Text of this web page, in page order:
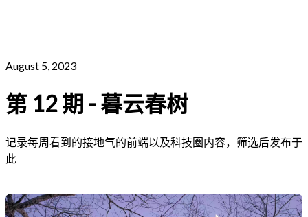
August 5, 2023
第 12 期 - 暮云春树
记录每周看到的接地气的前端以及科技圈内容，筛选后发布于
此